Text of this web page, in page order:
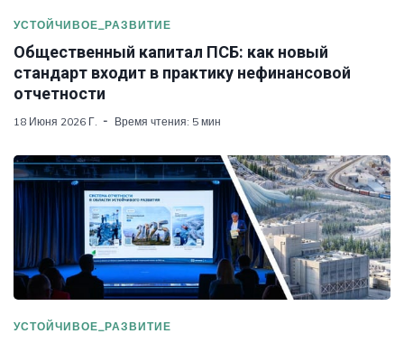
УСТОЙЧИВОЕ_РАЗВИТИЕ
Общественный капитал ПСБ: как новый
стандарт входит в практику нефинансовой
отчетности
18 Июня 2026 Г. Время чтения: 5 мин
УСТОЙЧИВОЕ_РАЗВИТИЕ